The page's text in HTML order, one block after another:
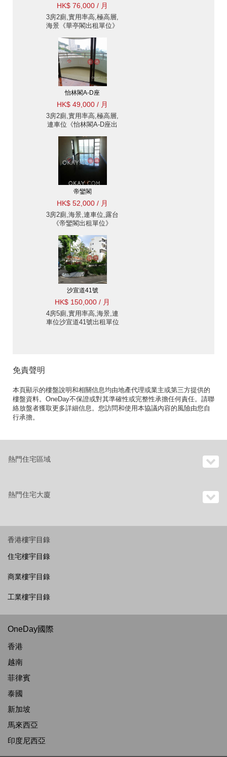
HK$ 76,000 / 月
3房2廁,實用率高,極高層,
海景《華亭閣出租單位》
怡林閣A-D座
HK$ 49,000 / 月
3房2廁,實用率高,極高層,
連車位《怡林閣A-D座出
帝鑾閣
HK$ 52,000 / 月
3房2廁,海景,連車位,露台
《帝鑾閣出租單位》
沙宣道41號
HK$ 150,000 / 月
4房5廁,實用率高,海景,連
車位沙宣道41號出租單位
免責聲明
本頁顯示的樓盤說明和相關信息均由地產代理或業主或第三方提供的
樓盤資料。OneDay不保證或對其準確性或完整性承擔任何責任。請聯
絡放盤者獲取更多詳細信息。您訪問和使用本協議內容的風險由您自
行承擔。
熱門住宅區域
熱門住宅大廈
香港樓宇目錄
住宅樓宇目錄
商業樓宇目錄
工業樓宇目錄
OneDay國際
香港
越南
菲律賓
泰國
新加坡
馬來西亞
印度尼西亞